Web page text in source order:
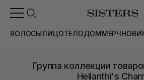
ВОЛОСЫЛИЦОТЕЛОДОММЕРЧ
Группа коллекции
Helianthi's